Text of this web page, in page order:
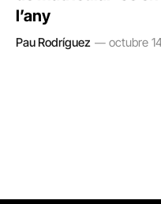
l’any
Pau Rodríguez octubre